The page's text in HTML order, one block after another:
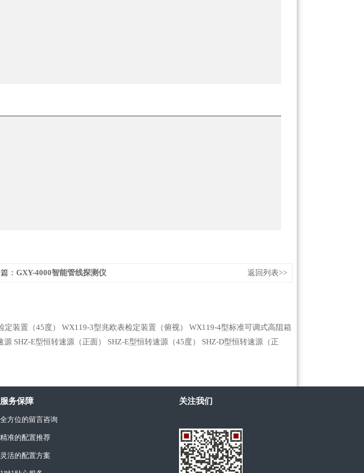
： GXY-4000智能管线探测仪 返回列表>>
装置（45度） WX119-3型兆欧表检定装置（俯视）
WX119-4型标准可调式高阻箱
源 SHZ-E型恒转速源（正面） SHZ-E型恒转速源（45度）
SHZ-D型恒转速源（正
服务保障
全方位的留言咨询
精准的配置推荐
灵活的配置方案
关注我们